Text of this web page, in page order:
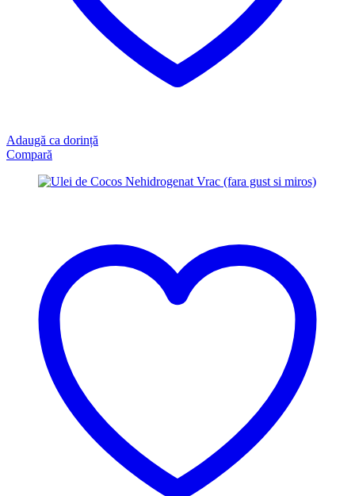
Adaugă ca dorință
Compară